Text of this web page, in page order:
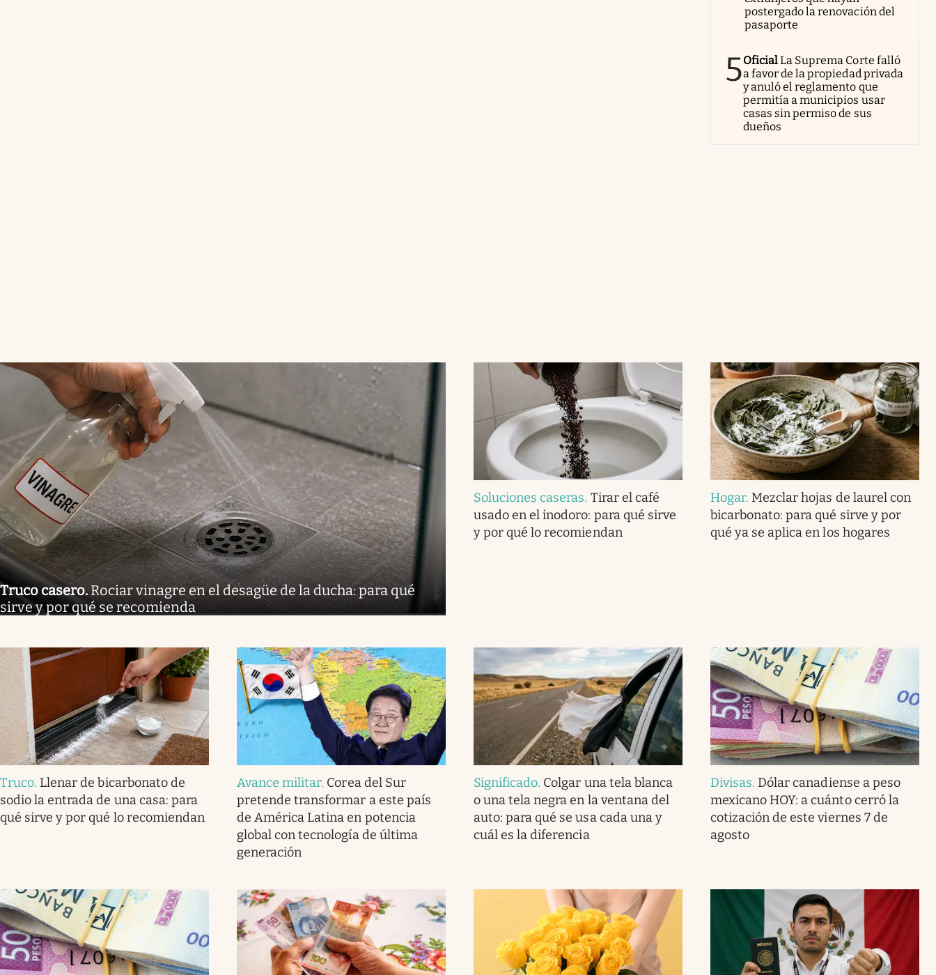
postergado la renovación del
pasaporte
5OficialLa Suprema Corte falló
a favor de la propiedad privada
y anuló el reglamento que
permitía a municipios usar
casas sin permiso de sus
dueños
Truco casero. Rociar vinagre en el desagüe de la ducha: para qué
sirve y por qué se recomienda
Soluciones caseras. Tirar el café
usado en el inodoro: para qué sirve
y por qué lo recomiendan
Hogar. Mezclar hojas de laurel con
bicarbonato: para qué sirve y por
qué ya se aplica en los hogares
Truco. Llenar de bicarbonato de
sodio la entrada de una casa: para
qué sirve y por qué lo recomiendan
Avance militar. Corea del Sur
pretende transformar a este país
de América Latina en potencia
global con tecnología de última
generación
Significado. Colgar una tela blanca
o una tela negra en la ventana del
auto: para qué se usa cada una y
cuál es la diferencia
Divisas. Dólar canadiense a peso
mexicano HOY: a cuánto cerró la
cotización de este viernes 7 de
agosto